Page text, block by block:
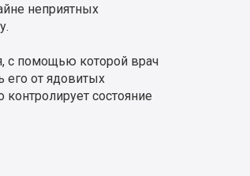
неприятных
с помощью которой врач
его от ядовитых
состояние